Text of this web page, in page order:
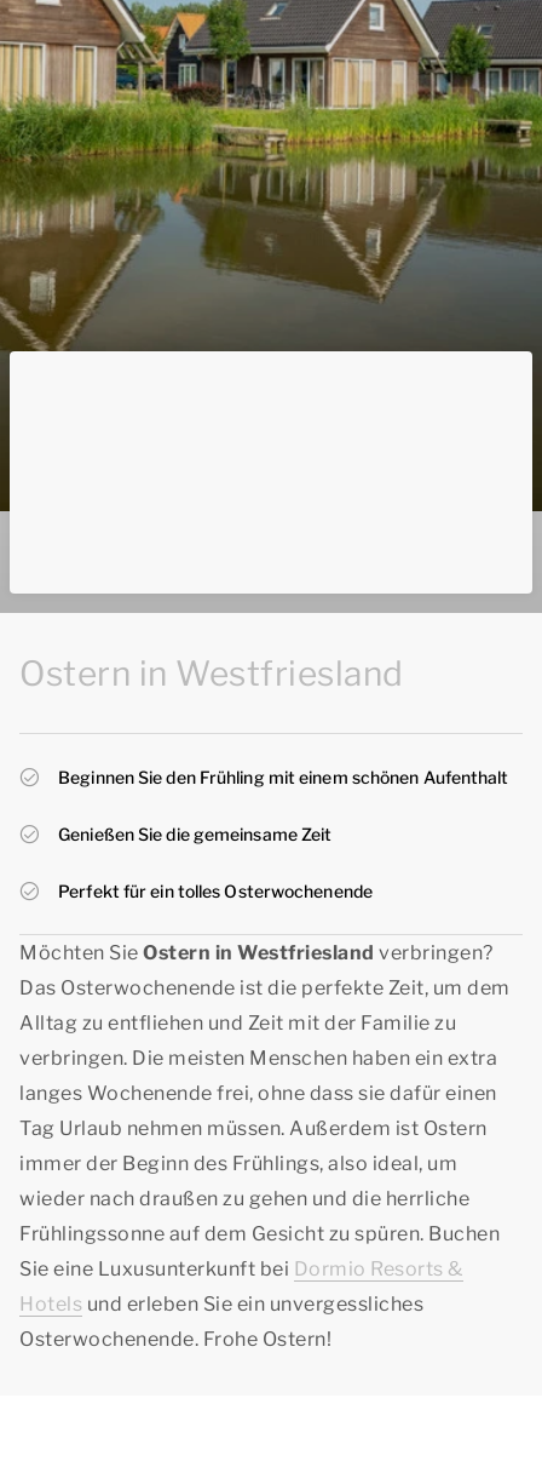
Ostern in Westfriesland
Beginnen Sie den Frühling mit einem schönen Aufenthalt
Genießen Sie die gemeinsame Zeit
Perfekt für ein tolles Osterwochenende
Möchten Sie Ostern in Westfriesland verbringen?
Das Osterwochenende ist die perfekte Zeit, um dem
Alltag zu entfliehen und Zeit mit der Familie zu
verbringen. Die meisten Menschen haben ein extra
langes Wochenende frei, ohne dass sie dafür einen
Tag Urlaub nehmen müssen. Außerdem ist Ostern
immer der Beginn des Frühlings, also ideal, um
wieder nach draußen zu gehen und die herrliche
Frühlingssonne auf dem Gesicht zu spüren. Buchen
Sie eine Luxusunterkunft bei Dormio Resorts &
Hotels und erleben Sie ein unvergessliches
Osterwochenende. Frohe Ostern!